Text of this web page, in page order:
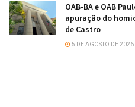
OAB-BA e OAB
apuração do
de Castro
5 DE AGOSTO DE 2026